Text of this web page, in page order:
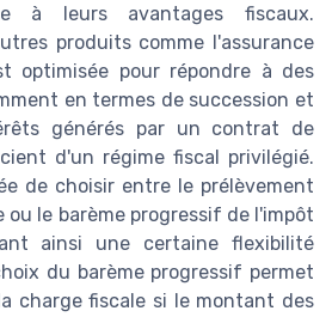
à leurs avantages fiscaux.
produits comme l'assurance
optimisée pour répondre à des
en termes de succession et
générés par un contrat de
d'un régime fiscal privilégié.
de choisir entre le prélèvement
le barème progressif de l'impôt
ainsi une certaine flexibilité
du barème progressif permet
charge fiscale si le montant des